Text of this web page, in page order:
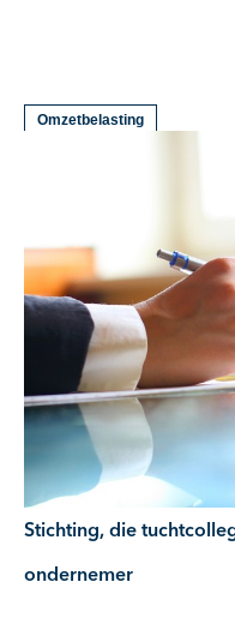
Omzetbelasting
Stichting, die
ondernemer